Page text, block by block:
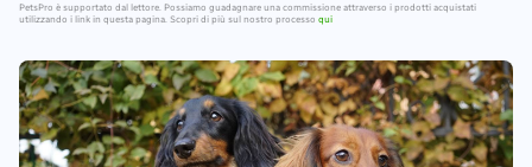
PetsPro è supportato dal lettore. Possiamo guadagnare una commissione attraverso i prodotti acquistati
utilizzando i link in questa pagina. Scopri di più sul nostro processo qui